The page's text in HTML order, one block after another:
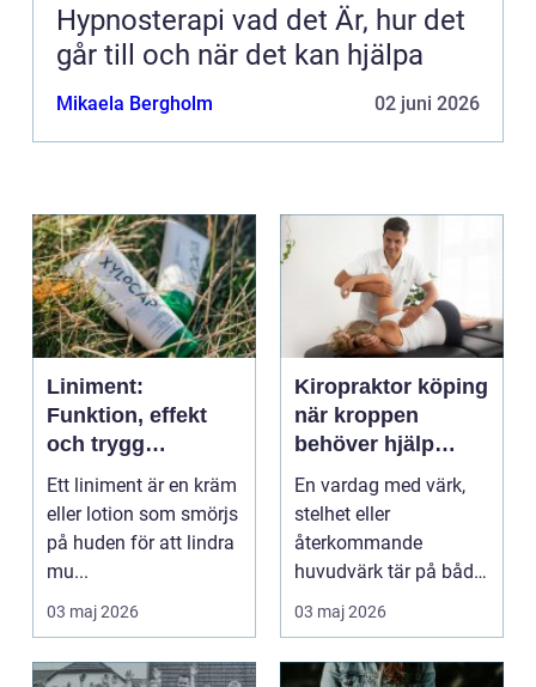
Hypnosterapi vad det Är, hur det
går till och när det kan hjälpa
Mikaela Bergholm 02 juni 2026
Liniment:
Funktion, effekt
och trygg
användning
Ett liniment är en kräm
eller lotion som smörjs
på huden för att lindra
mu...
03 maj 2026
Kiropraktor köping
när kroppen
behöver hjälp
tillbaka
En vardag med värk,
stelhet eller
återkommande
huvudvärk tär på både
ork och humör. Många
går länge ...
03 maj 2026